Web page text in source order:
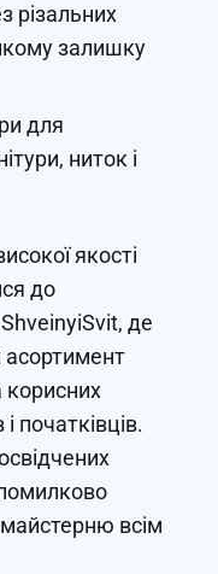
різальних
залишку
для
ниток і
якості
до
де
асортимент
корисних
початківців.
всім